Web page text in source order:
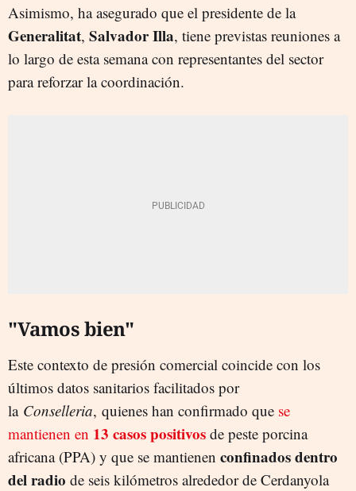
Asimismo, ha asegurado que el presidente de la
Generalitat, Salvador Illa, tiene previstas reuniones a
lo largo de esta semana con representantes del sector
para reforzar la coordinación.
"Vamos bien"
Este contexto de presión comercial coincide con los
últimos datos sanitarios facilitados por
la Conselleria, quienes han confirmado que se
mantienen en 13 casos positivos de peste porcina
africana (PPA) y que se mantienen confinados dentro
del radio de seis kilómetros alrededor de Cerdanyola